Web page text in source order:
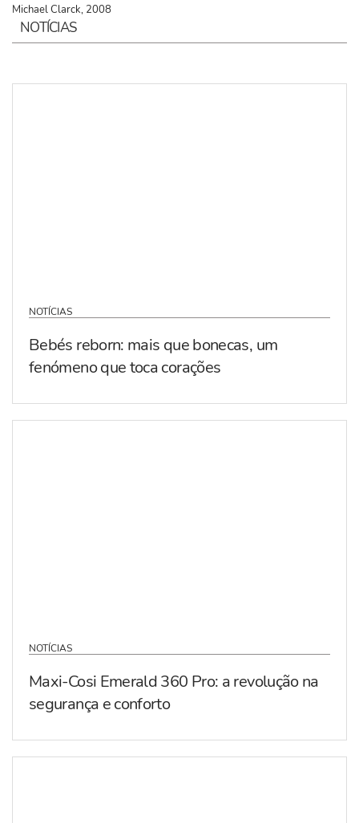
Michael Clarck, 2008
NOTÍCIAS
NOTÍCIAS
Bebés reborn: mais que bonecas, um
fenómeno que toca corações
NOTÍCIAS
Maxi-Cosi Emerald 360 Pro: a revolução na
segurança e conforto